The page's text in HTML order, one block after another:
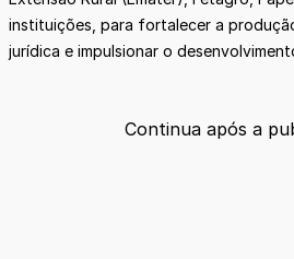
instituições, para fortalecer a
jurídica e impulsionar o
Continua após a